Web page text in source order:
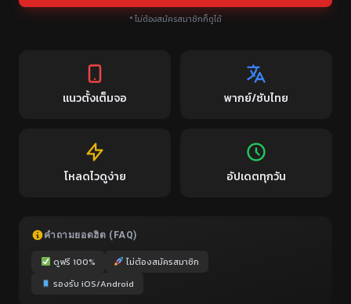
* ไม่ต้องสมัครสมาชิกก็ดูได้
แนวตั้งเต็มจอ พากย์/ซับไทย
โหลดไวดูง่าย อัปเดตทุกวัน
คำถามยอดฮิต (FAQ)
ดูฟรี 100%
ไม่ต้องสมัครสมาชิก
รองรับ iOS/Android